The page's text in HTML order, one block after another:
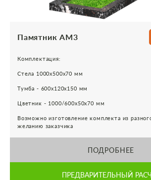
Памятник АМ3
Комплектация:
Стела 1000х500х70 мм
Тумба - 600х120х150 мм
Цветник - 1000/600х50х70 мм
Возможно изготовление комплекта из
желанию заказчика
ПОДРОБНЕЕ
ПРЕДВАРИТЕЛЬНЫЙ